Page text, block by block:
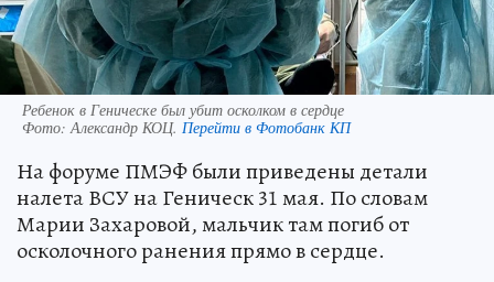
Ребенок в Геническе был убит осколком в сердце
Фото: Александр КОЦ. Перейти в Фотобанк КП
На форуме ПМЭФ были приведены детали
налета ВСУ на Геническ 31 мая. По словам
Марии Захаровой, мальчик там погиб от
осколочного ранения прямо в сердце.